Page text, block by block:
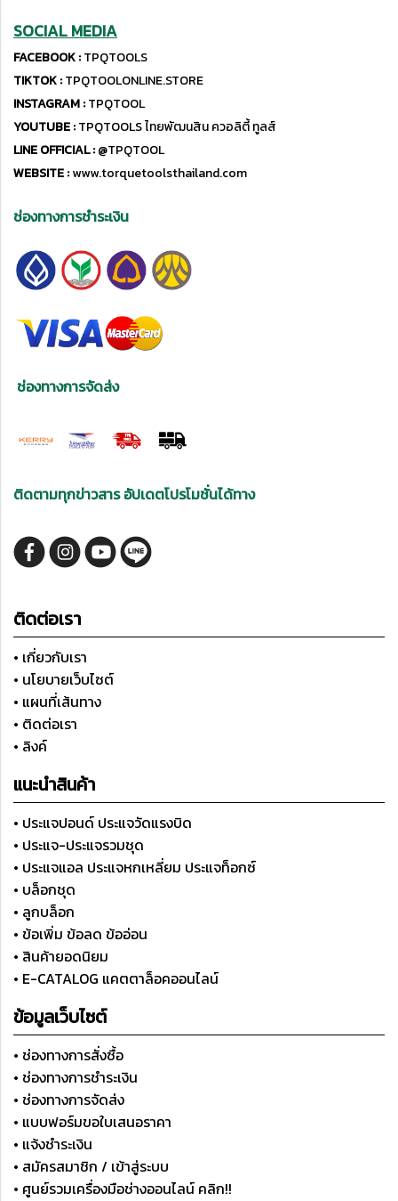
SOCIAL MEDIA
FACEBOOK :TPQTOOLS
TIKTOK :TPQTOOLONLINE.STORE
INSTAGRAM :TPQTOOL
YOUTUBE :TPQTOOLS ไทยพัฒนสิน ควอลิตี้ ทูลส์
LINE OFFICIAL :@TPQTOOL
WEBSITE :www.torquetoolsthailand.com
ช่องทางการชำระเงิน
ช่องทางการจัดส่ง
ติดตามทุกข่าวสาร อัปเดตโปรโมชั่นได้ทาง
ติดต่อเรา
• เกี่ยวกับเรา
• นโยบายเว็บไซต์
• แผนที่เส้นทาง
• ติดต่อเรา
• ลิงค์
แนะนำสินค้า
• ประแจปอนด์ ประแจวัดแรงบิด
• ประแจ-ประแจรวมชุด
• ประแจแอล ประแจหกเหลี่ยม ประแจท็อกซ์
• บล็อกชุด
• ลูกบล็อก
• ข้อเพิ่ม ข้อลด ข้ออ่อน
• สินค้ายอดนิยม
• E-CATALOG แคตตาล็อคออนไลน์
ข้อมูลเว็บไซต์
• ช่องทางการสั่งซื้อ
• ช่องทางการชำระเงิน
• ช่องทางการจัดส่ง
• แบบฟอร์มขอใบเสนอราคา
• แจ้งชำระเงิน
• สมัครสมาชิก / เข้าสู่ระบบ
• ศูนย์รวมเครื่องมือช่างออนไลน์ คลิก!!